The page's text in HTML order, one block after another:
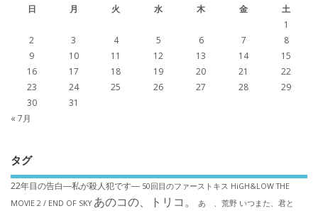
日 月 火 水 木 金
土
1
2
3 4 5 6 7
8
9
10 11 12 13 14
15
16
17 18 19 20 21
22
23
24 25 26 27 28
29
30
31
« 7月
タグ
22年目の告白―私が殺人犯です― 50回目のファーストキス HiGH&LOW THE
MOVIE 2 / END OF SKY あのコの、トリコ。 あゝ、荒野 いつまた、君と